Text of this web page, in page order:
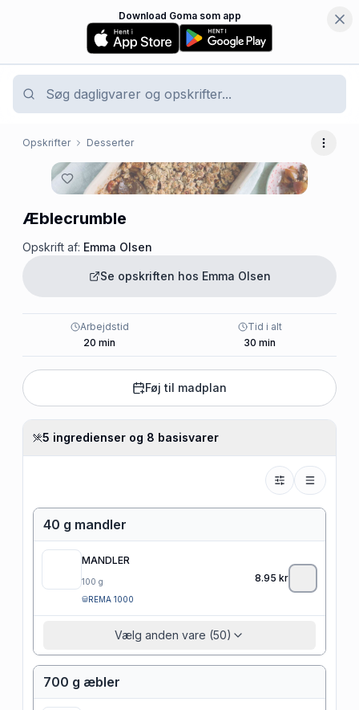
Download Goma som app
Opskrifter Desserter Flere
Æblecrumble
Opskrift af: Emma Olsen
Se opskriften hos Emma Olsen
Arbejdstid
20 min
Tid i alt
30 min
Føj til madplan
5 ingredienser og 8 basisvarer
40 g mandler
MANDLER
100 g
REMA 1000
8.95 kr
Vælg anden vare (50)
700 g æbler